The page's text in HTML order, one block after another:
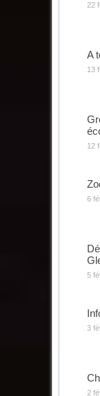
22
A
13
12
6
5
3
2